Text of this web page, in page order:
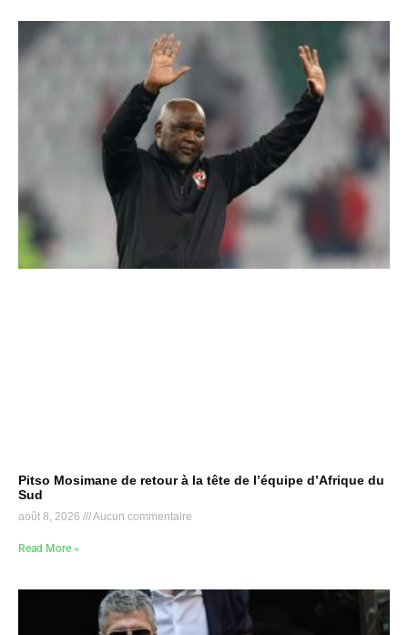
Pitso Mosimane de retour à la tête de l’équipe d’Afrique du
Sud
août 8, 2026 Aucun commentaire
Read More »